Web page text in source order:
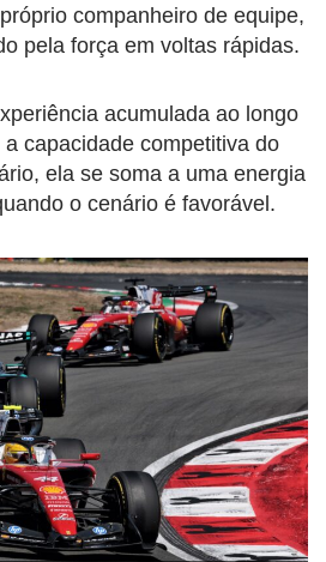
companheiro de equipe,
pela força em voltas rápidas.
acumulada ao longo
capacidade competitiva do
ela se soma a uma energia
o cenário é favorável.